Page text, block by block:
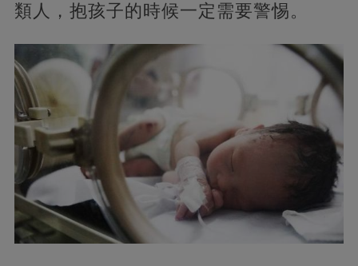
類人，抱孩子的時候一定需要警惕。